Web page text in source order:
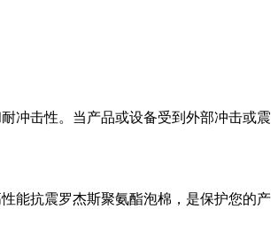
冲击性。当产品或设备受到外部冲击或震
能抗震罗杰斯聚氨酯泡棉，是保护您的产